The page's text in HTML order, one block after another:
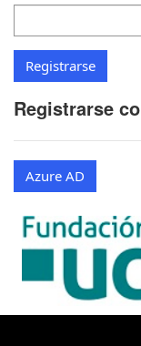
Registrarse
Azure AD